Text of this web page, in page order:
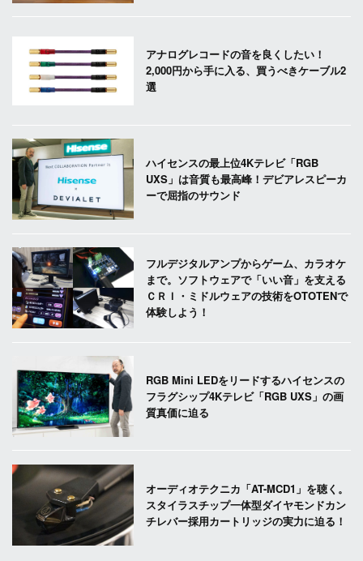
アナログレコードの音を良くしたい！
2,000円から手に入る、買うべきケーブル2
選
ハイセンスの最上位4Kテレビ「RGB
UXS」は音質も最高峰！デビアレスピーカ
ーで屈指のサウンド
フルデジタルアンプからゲーム、カラオケ
まで。ソフトウェアで「いい音」を支える
ＣＲＩ・ミドルウェアの技術をOTOTENで
体験しよう！
RGB Mini LEDをリードするハイセンスの
フラグシップ4Kテレビ「RGB UXS」の画
質真価に迫る
オーディオテクニカ「AT-MCD1」を聴く。
スタイラスチップ一体型ダイヤモンドカン
チレバー採用カートリッジの実力に迫る！